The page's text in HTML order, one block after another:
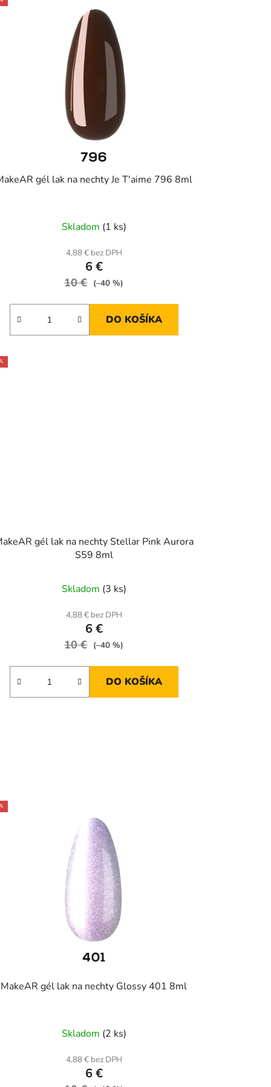
gél lak na nechty Je T'aime 796 8ml
Skladom (1 ks)
4,88 € bez DPH
6 €
10 € (–40 %)
DO KOŠÍKA
gél lak na nechty Stellar Pink Aurora
S59 8ml
Skladom (3 ks)
4,88 € bez DPH
6 €
10 € (–40 %)
DO KOŠÍKA
MakeAR gél lak na nechty Glossy 401 8ml
Skladom (2 ks)
4,88 € bez DPH
6 €